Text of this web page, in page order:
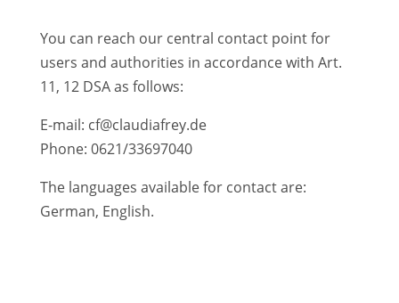
You can reach our central contact point for
users and authorities in accordance with Art.
11, 12 DSA as follows:
E-mail: cf@claudiafrey.de
Phone: 0621/33697040
The languages available for contact are:
German, English.